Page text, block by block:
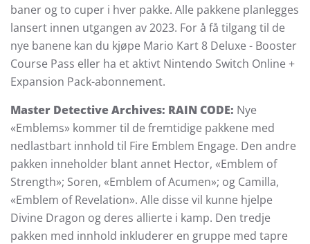
baner og to cuper i hver pakke. Alle pakkene planlegges
lansert innen utgangen av 2023. For å få tilgang til de
nye banene kan du kjøpe Mario Kart 8 Deluxe - Booster
Course Pass eller ha et aktivt Nintendo Switch Online +
Expansion Pack-abonnement.
Master Detective Archives: RAIN CODE: Nye
«Emblems» kommer til de fremtidige pakkene med
nedlastbart innhold til Fire Emblem Engage. Den andre
pakken inneholder blant annet Hector, «Emblem of
Strength»; Soren, «Emblem of Acumen»; og Camilla,
«Emblem of Revelation». Alle disse vil kunne hjelpe
Divine Dragon og deres allierte i kamp. Den tredje
pakken med innhold inkluderer en gruppe med tapre